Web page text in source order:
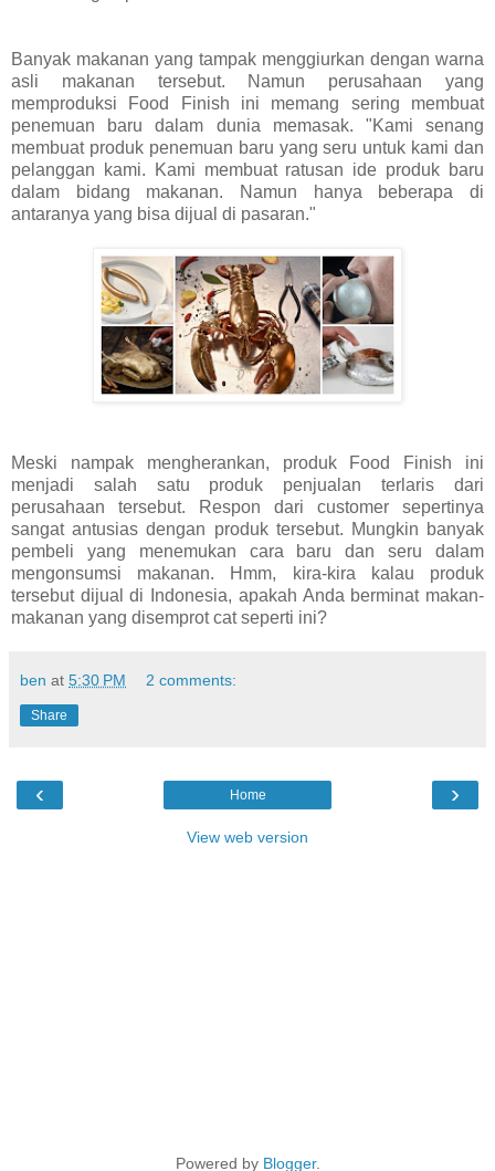
Banyak makanan yang tampak menggiurkan dengan warna
asli makanan tersebut. Namun perusahaan yang
memproduksi Food Finish ini memang sering membuat
penemuan baru dalam dunia memasak. "Kami senang
membuat produk penemuan baru yang seru untuk kami dan
pelanggan kami. Kami membuat ratusan ide produk baru
dalam bidang makanan. Namun hanya beberapa di
antaranya yang bisa dijual di pasaran."
Meski nampak mengherankan, produk Food Finish ini
menjadi salah satu produk penjualan terlaris dari
perusahaan tersebut. Respon dari customer sepertinya
sangat antusias dengan produk tersebut. Mungkin banyak
pembeli yang menemukan cara baru dan seru dalam
mengonsumsi makanan. Hmm, kira-kira kalau produk
tersebut dijual di Indonesia, apakah Anda berminat makan-
makanan yang disemprot cat seperti ini?
ben at 5:30 PM 2 comments:
Share
‹ ›
Home
View web version
Powered by Blogger.